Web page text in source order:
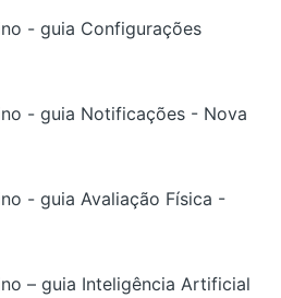
- guia Configurações
- guia Notificações - Nova
- guia Avaliação Física -
– guia Inteligência Artificial